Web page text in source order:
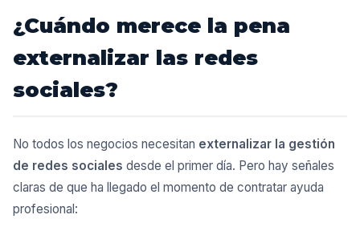
¿Cuándo merece la pena
externalizar las redes
sociales?
No todos los negocios necesitan externalizar la gestión
de redes sociales desde el primer día. Pero hay señales
claras de que ha llegado el momento de contratar ayuda
profesional: